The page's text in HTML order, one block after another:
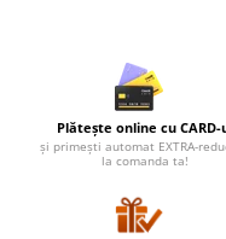
Seturi elegante femei
Pijamale de copii
Pijamale BIG SIZE femei
Tricouri de craciun
Plătește online cu CARD-
și primești automat EXTRA-
la comanda ta!